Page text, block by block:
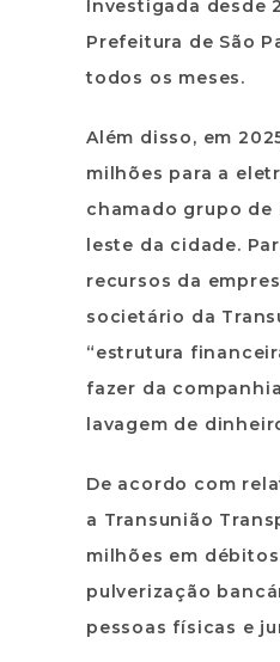
Investigada desde
Prefeitura de São
todos os meses.
Além disso, em
milhões para a
chamado grupo
leste da cidade.
recursos da
societário da
“estrutura
fazer da
lavagem de
De acordo com
a Transunião
milhões em
pulverização
pessoas físicas e